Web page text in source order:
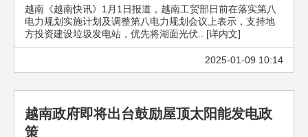
越南《越南快讯》1月1日报道，越南工贸部日前在落实第八
电力规划实施计划及调整第八电力规划会议上表示，支持地
方投资建设垃圾发电站，优先将湖面光伏.. [详内文]
2025-01-09 10:14
越南政府即将出台鼓励屋顶太阳能发电政
策